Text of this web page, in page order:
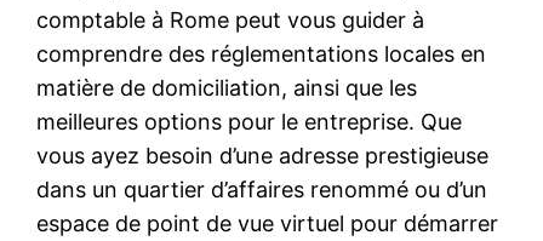
comptable à Rome peut vous guider à
comprendre des réglementations locales en
matière de domiciliation, ainsi que les
meilleures options pour le entreprise. Que
vous ayez besoin d’une adresse prestigieuse
dans un quartier d’affaires renommé ou d’un
espace de point de vue virtuel pour démarrer